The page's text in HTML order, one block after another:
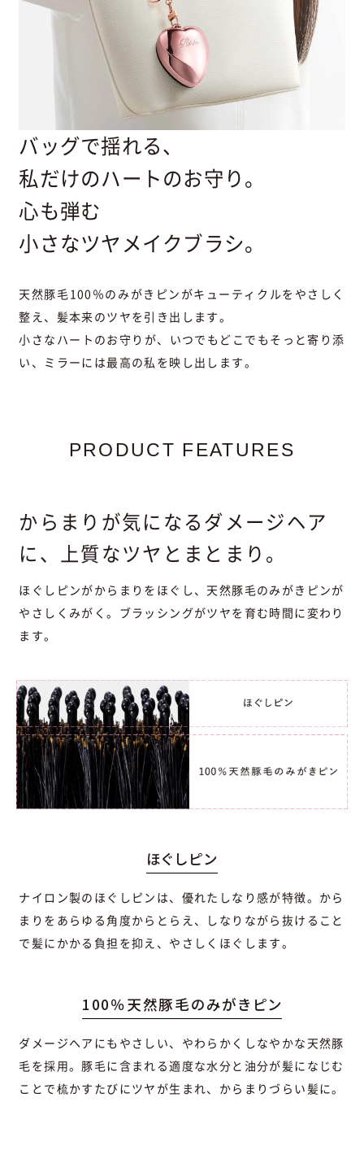
バッグで揺れる、
私だけのハートのお守り。
心も弾む
小さなツヤメイクブラシ。
天然豚毛100％のみがきピンがキューティクルをやさしく
整え、 髪本来のツヤを引き出します。
小さなハートのお守りが、いつでもどこでもそっと寄り添
い、
ミラーには最高の私を映し出します。
PRODUCT FEATURES
からまりが気になるダメージヘア
に、上質なツヤとまとまり。
ほぐしピンがからまりをほぐし、天然豚毛のみがきピンが
やさしくみがく。ブラッシングがツヤを育む時間に変わり
ます。
ほぐしピン
ナイロン製のほぐしピンは、優れたしなり感が特徴。から
まりをあらゆる角度からとらえ、しなりながら抜けること
で髪にかかる負担を抑え、やさしくほぐします。
100％天然豚毛のみがきピン
ダメージヘアにもやさしい、やわらかくしなやかな天然豚
毛を採用。豚毛に含まれる適度な水分と油分が髪になじむ
ことで梳かすたびにツヤが生まれ、からまりづらい髪に。